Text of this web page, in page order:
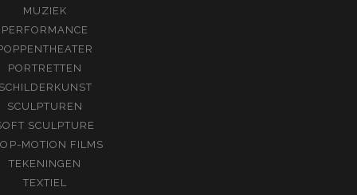
MUZIEK
PERFORMANCE
PORTRETTEN
SCULPTUREN
SCULPTURE
MOTION FILMS
TEKENINGEN
TEXTIEL